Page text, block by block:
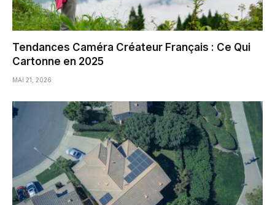
Tendances Caméra Créateur Français : Ce Qui
Cartonne en 2025
MAI 21, 2026